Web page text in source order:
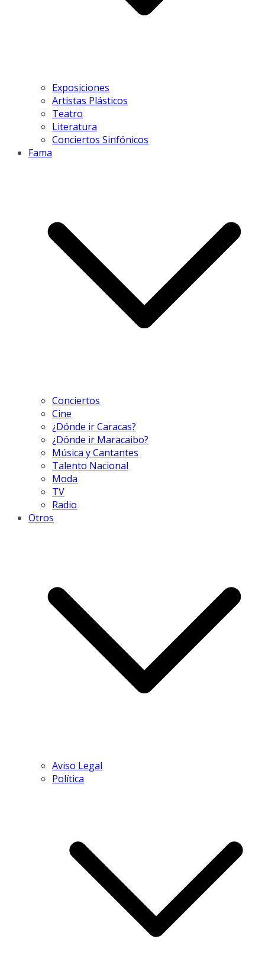
Exposiciones
Artistas Plásticos
Teatro
Literatura
Conciertos Sinfónicos
Fama
Conciertos
Cine
¿Dónde ir Caracas?
¿Dónde ir Maracaibo?
Música y Cantantes
Talento Nacional
Moda
TV
Radio
Otros
Aviso Legal
Política